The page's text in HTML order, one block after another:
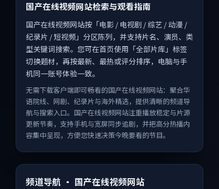
国产在线视频网站检索与观看指南
国产在线视频网站按「电影 / 电视剧 / 综艺 / 动漫 /
纪录片 / 短视频」分区陈列，并支持片名、演员、类
型关键词搜索。您可在首页使用「全部片库」标签
切换题材，再按最新、最热或评分排序，电脑与手
机同一账号体验一致。
无需下载客户端即可畅看的国产在线视频网站：聚合华
语院线、网剧、纪录片与海外精选，提供清晰的频道导
航与搜索入口。国产在线视频网站注重播放稳定与片源
更新节奏，支持手机与宽屏同步追剧，并把高分热播内
容集中呈现，方便您快速决策今晚要看的节目。
频道导航 · 国产在线视频网站